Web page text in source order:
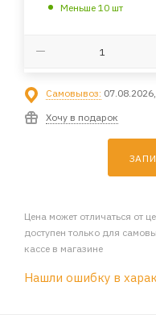
Меньше 10 шт
Самовывоз:
Хочу в подарок
Цена может отличаться от
доступен только для
кассе в магазине
Нашли ошибку в